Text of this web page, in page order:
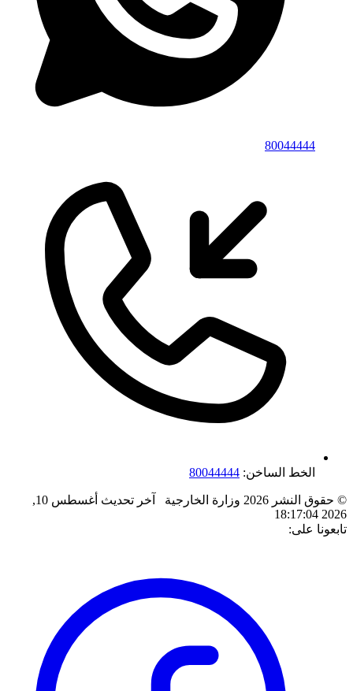
80044444
الخط الساخن: 80044444
© حقوق النشر 2026 وزارة الخارجية آخر تحديث
أغسطس 10,
2026 18:17:04
تابعونا على: